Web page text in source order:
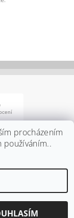
procházením
používáním..